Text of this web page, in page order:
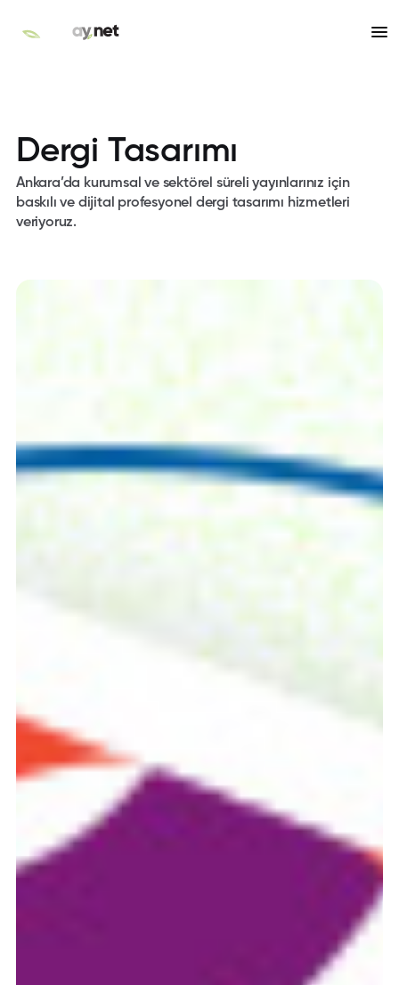
Dergi Tasarımı
Ankara’da kurumsal ve sektörel süreli yayınlarınız için
baskılı ve dijital profesyonel dergi tasarımı hizmetleri
veriyoruz.